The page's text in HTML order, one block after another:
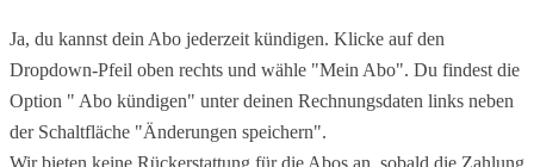
Ja, du kannst dein Abo jederzeit kündigen. Klicke auf den
Dropdown-Pfeil oben rechts und wähle "Mein Abo". Du findest die
Option " Abo kündigen" unter deinen Rechnungsdaten links neben
der Schaltfläche "Änderungen speichern".
Wir bieten keine Rückerstattung für die Abos an, sobald die Zahlung